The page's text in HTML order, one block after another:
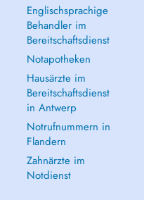
Englischsprachige
Behandler im
Bereitschaftsdienst
Notapotheken
Hausärzte im
Bereitschaftsdienst
in Antwerp
Notrufnummern in
Flandern
Zahnärzte im
Notdienst